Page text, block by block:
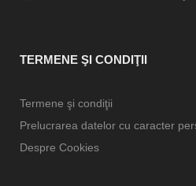
TERMENE ŞI CONDIŢII
Termene şi condiţii
Prelucrarea datelor cu caracter
Despre Cookies